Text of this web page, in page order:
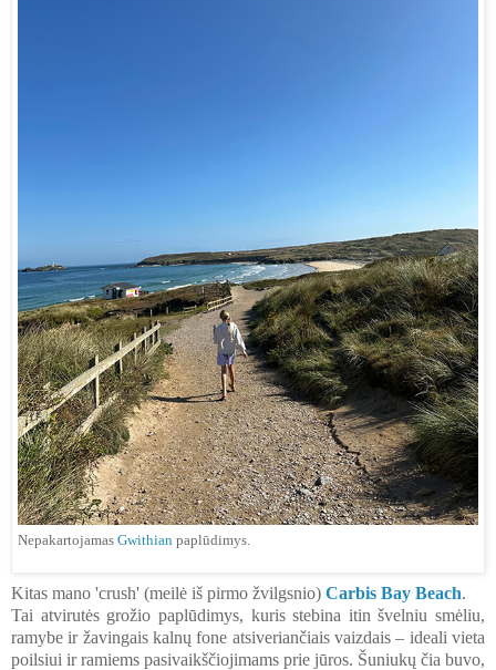
Nepakartojamas Gwithian paplūdimys.
Kitas mano 'crush' (meilė iš pirmo žvilgsnio) Carbis Bay Beach.
Tai atvirutės grožio paplūdimys, kuris stebina itin švelniu smėliu,
ramybe ir žavingais kalnų fone atsiveriančiais vaizdais – ideali vieta
poilsiui ir ramiems pasivaikščiojimams prie jūros. Šuniukų čia buvo,